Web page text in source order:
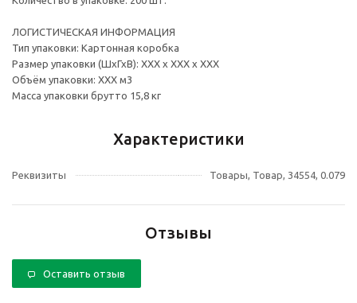
ЛОГИСТИЧЕСКАЯ ИНФОРМАЦИЯ
Тип упаковки: Картонная коробка
Размер упаковки (ШхГхВ): ХХХ х ХХХ х ХХХ
Объём упаковки: ХХХ м3
Масса упаковки брутто 15,8 кг
Характеристики
Реквизиты Товары, Товар, 34554, 0.079
Отзывы
Оставить отзыв